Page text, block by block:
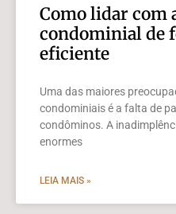
Como lidar com
condominial de
eficiente
Uma das maiores
condominiais é a falta de
condôminos. A
enormes
LEIA MAIS »